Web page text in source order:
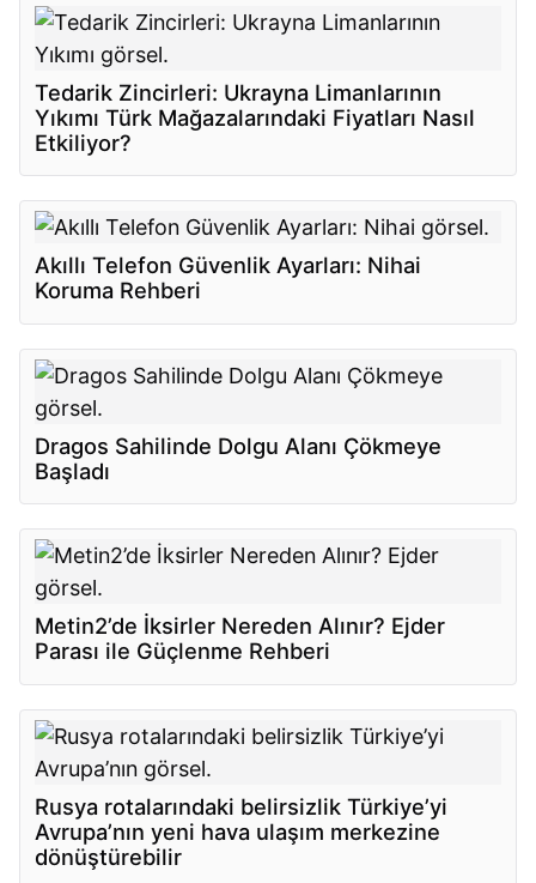
Tedarik Zincirleri: Ukrayna Limanlarının
Yıkımı Türk Mağazalarındaki Fiyatları Nasıl
Etkiliyor?
Akıllı Telefon Güvenlik Ayarları: Nihai
Koruma Rehberi
Dragos Sahilinde Dolgu Alanı Çökmeye
Başladı
Metin2’de İksirler Nereden Alınır? Ejder
Parası ile Güçlenme Rehberi
Rusya rotalarındaki belirsizlik Türkiye’yi
Avrupa’nın yeni hava ulaşım merkezine
dönüştürebilir